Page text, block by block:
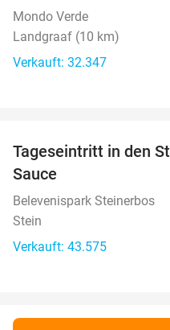
Mondo Verde
Landgraaf (10 km)
Verkauft: 32.347
Tageseintritt in den
Sauce
Belevenispark Steinerbos
Stein
Verkauft: 43.575